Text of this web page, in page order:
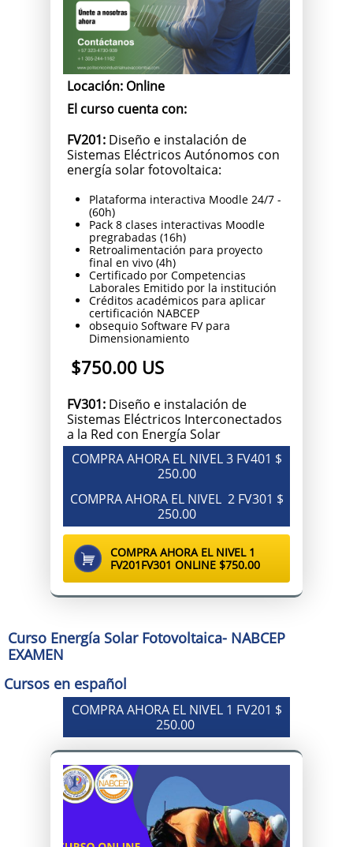
Locación: Online
El curso cuenta con:
FV201: Diseño e instalación de
Sistemas Eléctricos Autónomos con
energía solar fotovoltaica:
Plataforma interactiva Moodle 24/7 -
(60h)
Pack 8 clases interactivas Moodle
pregrabadas (16h)
Retroalimentación para proyecto
final en vivo (4h)
Certificado por Competencias
Laborales Emitido por la institución
Créditos académicos para aplicar
certificación NABCEP
obsequio Software FV para
Dimensionamiento
$750.00 US
FV301: Diseño e instalación de
Sistemas Eléctricos Interconectados
a la Red con Energía Solar
COMPRA AHORA EL NIVEL 3 FV401 $
250.00
COMPRA AHORA EL NIVEL 2 FV301 $
250.00
COMPRA AHORA EL NIVEL 1
FV201FV301 ONLINE $750.00

Curso Energía Solar Fotovoltaica- NABCEP
EXAMEN
Cursos en español
COMPRA AHORA EL NIVEL 1 FV201 $
250.00